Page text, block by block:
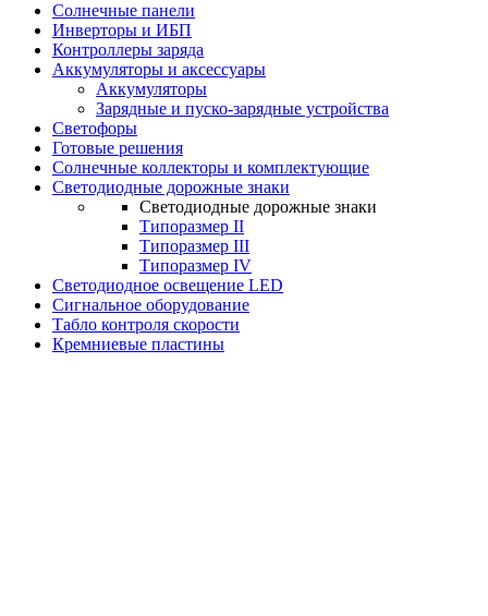
Солнечные панели
Инверторы и ИБП
Контроллеры заряда
Аккумуляторы и аксессуары
Аккумуляторы
Зарядные и пуско-зарядные устройства
Светофоры
Готовые решения
Солнечные коллекторы и комплектующие
Светодиодные дорожные знаки
Светодиодные дорожные знаки
Типоразмер II
Типоразмер III
Типоразмер IV
Светодиодное освещение LED
Сигнальное оборудование
Табло контроля скорости
Кремниевые пластины